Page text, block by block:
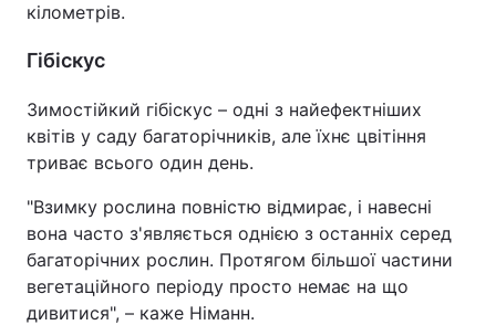
кілометрів.
Гібіскус
Зимостійкий гібіскус – одні з найефектніших
квітів у саду багаторічників, але їхнє цвітіння
триває всього один день.
"Взимку рослина повністю відмирає, і навесні
вона часто з'являється однією з останніх серед
багаторічних рослин. Протягом більшої частини
вегетаційного періоду просто немає на що
дивитися", – каже Німанн.